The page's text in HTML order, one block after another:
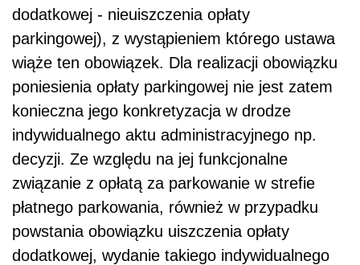
dodatkowej - nieuiszczenia opłaty
parkingowej), z wystąpieniem którego ustawa
wiąże ten obowiązek. Dla realizacji obowiązku
poniesienia opłaty parkingowej nie jest zatem
konieczna jego konkretyzacja w drodze
indywidualnego aktu administracyjnego np.
decyzji. Ze względu na jej funkcjonalne
związanie z opłatą za parkowanie w strefie
płatnego parkowania, również w przypadku
powstania obowiązku uiszczenia opłaty
dodatkowej, wydanie takiego indywidualnego